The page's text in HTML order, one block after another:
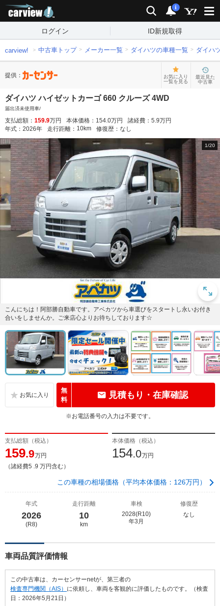
検索 通知
i
ログイン ID新規取得
carview! 中古車トップ メーカー一覧 ダイハツの車種一覧 ダイハ
提供：
お気に入り
一覧を見る
最近見た
中古車
ダイハツ ハイゼットカーゴ 660 クルーズ 4WD
届出済未使用車/
支払総額： 159.9万円 本体価格： 154.0万円 諸経費： 5.9万円
年式： 2026年 走行距離： 10km 修復歴： なし
1/20
こんにちは！阿部勝自動車です。アベカツから車選びをスタートし永いお付き
合いをしませんか。ご来店心よりお待ちしております☆
無
料
見積もり・在庫確認
※お電話番号の入力は不要です。
支払総額（税込）
159.9万円
（諸経費5 .9 万円含む）
本体価格（税込）
154.0万円
この車種の相場価格（平均本体価格：126万円）
年式
2026
(R8)
走行距離
10
km
車検
2028(R10)
年3月
修復歴
なし
車両品質評価情報
この中古車は、カーセンサーnetが、第三者の
検査専門機関（AIS） に依頼し、車両を客観的に評価したものです。（検査
日：2026年5月21日）